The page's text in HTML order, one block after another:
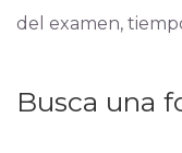
del examen,
Busca una